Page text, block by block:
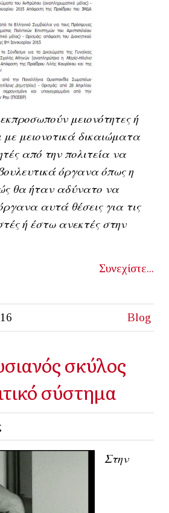
μειονότητες ή
μειονοτικά δικαιώματα
από την πολιτεία να
όργανα όπως η
θα ήταν αδύνατο να
αυτά θέσεις για τις
ή έστω ανεκτές στην
Συνεχίστε...
Blog
σκύλος
σύστημα
Στην